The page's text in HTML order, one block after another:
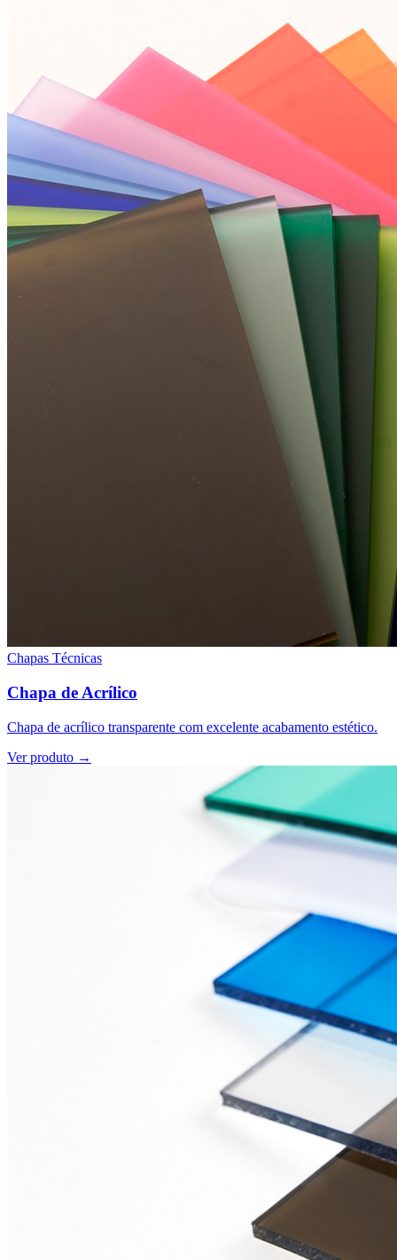
Chapas Técnicas
Chapa de Acrílico
Chapa de acrílico transparente com excelente acabamento estético.
Ver produto →